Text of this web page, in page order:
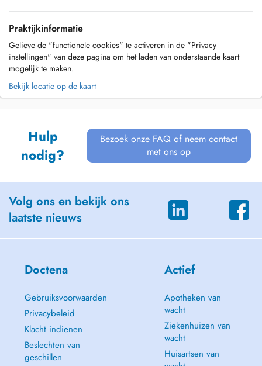
Praktijkinformatie
Gelieve de "functionele cookies" te activeren in de "Privacy
instellingen" van deze pagina om het laden van onderstaande kaart
mogelijk te maken.
Bekijk locatie op de kaart
Hulp
nodig?
Bezoek onze FAQ of neem contact
met ons op
Volg ons en bekijk ons
laatste nieuws
Doctena
Gebruiksvoorwaarden
Privacybeleid
Klacht indienen
Beslechten van
geschillen
Actief
Apotheken van
wacht
Ziekenhuizen van
wacht
Huisartsen van